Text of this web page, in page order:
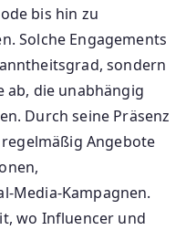
bis hin zu
Solche Engagements
sondern
ab, die unabhängig
Durch seine Präsenz
Angebote
Media-Kampagnen.
wo Influencer und